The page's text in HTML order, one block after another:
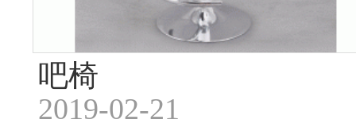
吧椅
2019-02-21